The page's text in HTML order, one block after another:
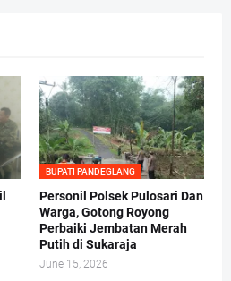
BUPATI PANDEGLANG
Personil Polsek Pulosari Dan
Warga, Gotong Royong
Perbaiki Jembatan Merah
Putih di Sukaraja
June 15, 2026